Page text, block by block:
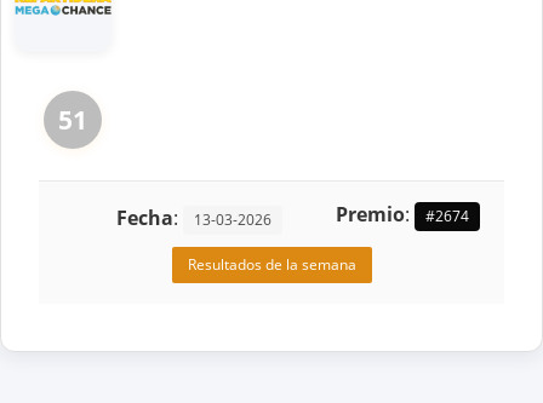
51
Fecha: 13-03-2026 Premio: #2674
Resultados de la semana